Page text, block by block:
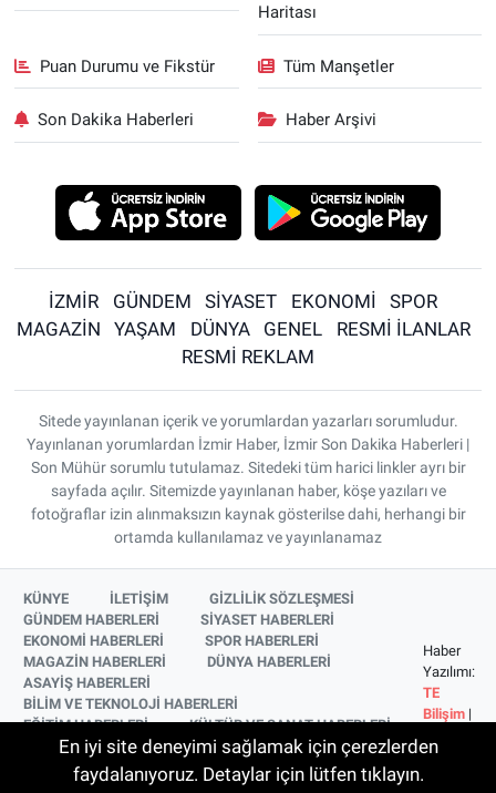
Haritası
Puan Durumu ve Fikstür Tüm Manşetler
Son Dakika Haberleri Haber Arşivi
İZMİR GÜNDEM SİYASET EKONOMİ
SPOR
MAGAZİN
YAŞAM DÜNYA GENEL
RESMİ İLANLAR
RESMİ REKLAM
Sitede yayınlanan içerik ve yorumlardan yazarları sorumludur.
Yayınlanan yorumlardan İzmir Haber, İzmir Son Dakika Haberleri |
Son Mühür sorumlu tutulamaz. Sitedeki tüm harici linkler ayrı bir
sayfada açılır. Sitemizde yayınlanan haber, köşe yazıları ve
fotoğraflar izin alınmaksızın kaynak gösterilse dahi, herhangi bir
ortamda kullanılamaz ve yayınlanamaz
KÜNYE İLETİŞİM
GİZLİLİK SÖZLEŞMESİ
GÜNDEM HABERLERİ
SİYASET HABERLERİ
EKONOMİ HABERLERİ
SPOR HABERLERİ
MAGAZİN HABERLERİ
DÜNYA HABERLERİ
ASAYİŞ HABERLERİ
BİLİM VE TEKNOLOJİ HABERLERİ
EĞİTİM HABERLERİ
KÜLTÜR VE SANAT HABERLERİ
SAĞLIK HABERLERİ
YAŞAM HABERLERİ
YEREL HABERLER
İZMİR HABERLERİ
SİNEMA VE TELEVİZYON HABERLERİ
Haber
Yazılımı:
TE
Bilişim |
© 2026
En iyi site deneyimi sağlamak için çerezlerden
faydalanıyoruz. Detaylar için lütfen tıklayın.